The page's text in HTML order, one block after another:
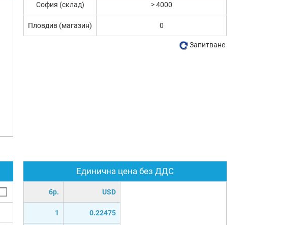
Единична цена без ДДС
бр. USD
1 0.22475
София (склад) > 4000
Пловдив (магазин) 0
Запитване